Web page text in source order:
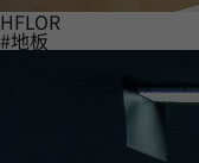
HFLOR
#地板